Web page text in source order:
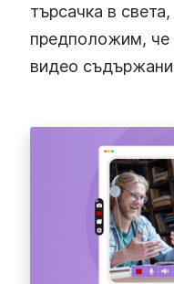
търсачка в
предположим, че
видео